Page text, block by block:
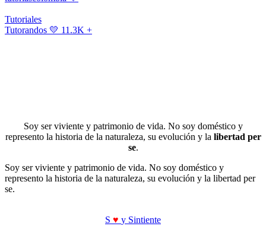
Tutoriales
Tutorandos 💛 11.3K +
Soy ser viviente y patrimonio de vida. No soy doméstico y
represento la historia de la naturaleza, su evolución y la libertad per
se.
Soy ser viviente y patrimonio de vida. No soy doméstico y
represento la historia de la naturaleza, su evolución y la libertad per
se.
S ♥ y Sintiente